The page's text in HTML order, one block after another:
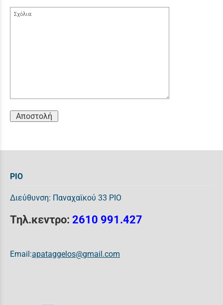
Σχόλια:
Αποστολή
ΡΙΟ
Διεύθυνση: Παναχαϊκού 33 ΡΙΟ
Τηλ.κεντρο: 2610 991.427
Email:apataggelos@gmail.com